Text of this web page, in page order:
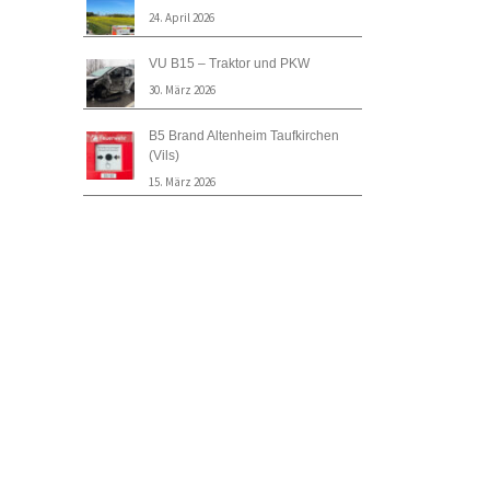
24. April 2026
VU B15 – Traktor und PKW
30. März 2026
B5 Brand Altenheim Taufkirchen
(Vils)
15. März 2026